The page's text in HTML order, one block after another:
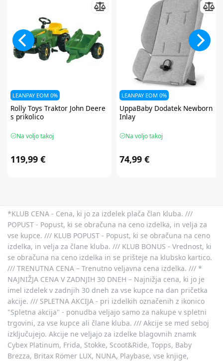
LEANPAY EOM 0%
Rolly Toys Traktor John Deere
s prikolico
Na voljo takoj
119,99 €
LEANPAY EOM 0%
UppaBabyDodatek Newborn
Inlay
Na voljo takoj
74,99 €
*KLUB CENA - Cena, ki jo za izdelek plača član kluba. ///
POPUST - Popust, ki se obračuna na ceno izdelka, in velja za
vse kupce. /// KLUB POPUST - Popust, ki se obračuna na ceno
izdelka, in velja za člane kluba. /// KLUB BONUS - Vrednost, ki
se obračuna na ceno izdelka in se prišteje na klubsko kartico.
/// TRENUTNA CENA – Trenutno veljavna cena izdelka. /// *
NAJNIŽJA CENA V ZADNJIH 30 DNEH – Najnižja cena, ki jo je
imel izdelek v zadnjih 30 dneh za vse kupce na dan pričetka
akcije. /// SPLETNA AKCIJA - pri izdelkih označenih z ikonico
"Spletna akcija" - ponudba veljajo samo za nakupe v spletni
trgovini, za vse kupce ali člane kluba. /// Akcije se med seboj
izključujejo. Akcije ne veljajo za izdelke blagovnih znamk
Cybex Platinum, Frida, Stokke, Scoot&Ride, Topps, Baby
Brezza, Britax Römer LUX, NUNA, Playbase, vse knjige,